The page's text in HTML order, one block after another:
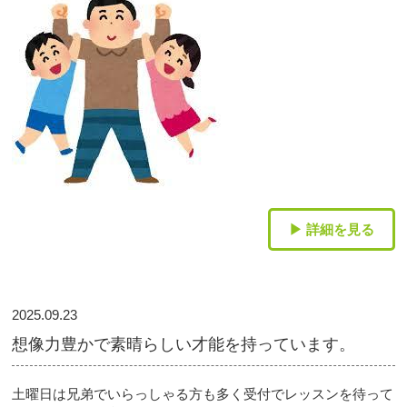
▶ 詳細を見る
2025.09.23
想像力豊かで素晴らしい才能を持っています。
土曜日は兄弟でいらっしゃる方も多く受付でレッスンを待って